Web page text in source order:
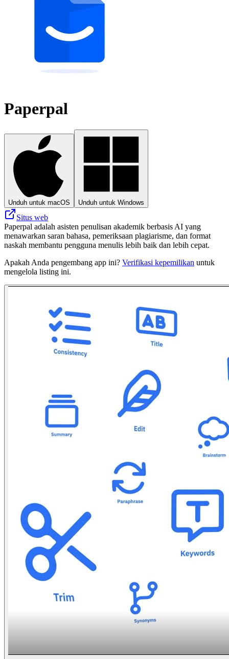
Paperpal
Unduh untuk macOS Unduh untuk Windows
Situs web
Paperpal adalah asisten penulisan akademik berbasis AI yang
menawarkan saran bahasa, pemeriksaan plagiarisme, dan format
naskah membantu pengguna menulis lebih baik dan lebih cepat.
Apakah Anda pengembang app ini? Verifikasi kepemilikan untuk
mengelola listing ini.